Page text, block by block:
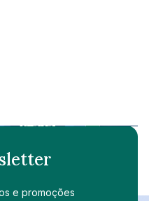
e promoções